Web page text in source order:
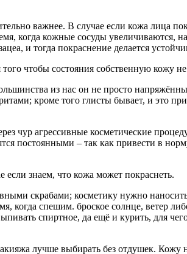
важнее. В случае если кожа лица
когда кожные сосуды увеличиваются,
и тогда покраснение делается
чтобы состояния собственную кожу
из нас он не просто
кроме того глисты бывает, и это при
чур агрессивные косметические
постоянными – так как привести в
если знаем, что кожа может покраснеть.
скрабами; косметику нужно
когда спешим. броское солнце, ветер
спиртное, да ещё и курить, для
лучше выбирать без отдушек. Кожу